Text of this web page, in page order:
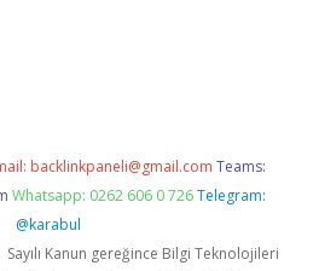
backlinkpaneli@gmail.com Teams:
Whatsapp: 0262 606 0 726 Telegram:
@karabul
Sayılı Kanun gereğince Bilgi Teknolojileri